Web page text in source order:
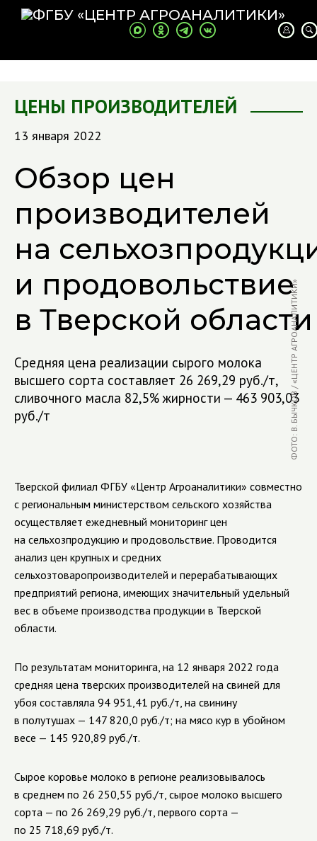
ЦЕНЫ ПРОИЗВОДИТЕЛЕЙ
13 января 2022
Обзор цен
производителей
на
и продовольствие
в Тверской области
Средняя цена реализации сырого молока
высшего сорта составляет 26 269,29 руб./т,
сливочного масла 82,5% жирности — 463 903,03
руб./т
ФОТО: В. БЫЧКОВ / «ЦЕНТР АГРОАНАЛИТИКИ»
Тверской филиал ФГБУ «Центр Агроаналитики» совместно
с региональным министерством сельского хозяйства
осуществляет ежедневный мониторинг цен
на сельхозпродукцию и продовольствие. Проводится
анализ цен крупных и средних
сельхозтоваропроизводителей и перерабатывающих
предприятий региона, имеющих значительный удельный
вес в объеме производства продукции в Тверской
области.
По результатам мониторинга, на 12 января 2022 года
средняя цена тверских производителей на свиней для
убоя составляла 94 951,41 руб./т, на свинину
в полутушах — 147 820,0 руб./т; на мясо кур в убойном
весе — 145 920,89 руб./т.
Сырое коровье молоко в регионе реализовывалось
в среднем по 26 250,55 руб./т, сырое молоко высшего
сорта — по 26 269,29 руб./т, первого сорта —
по 25 718,69 руб./т.